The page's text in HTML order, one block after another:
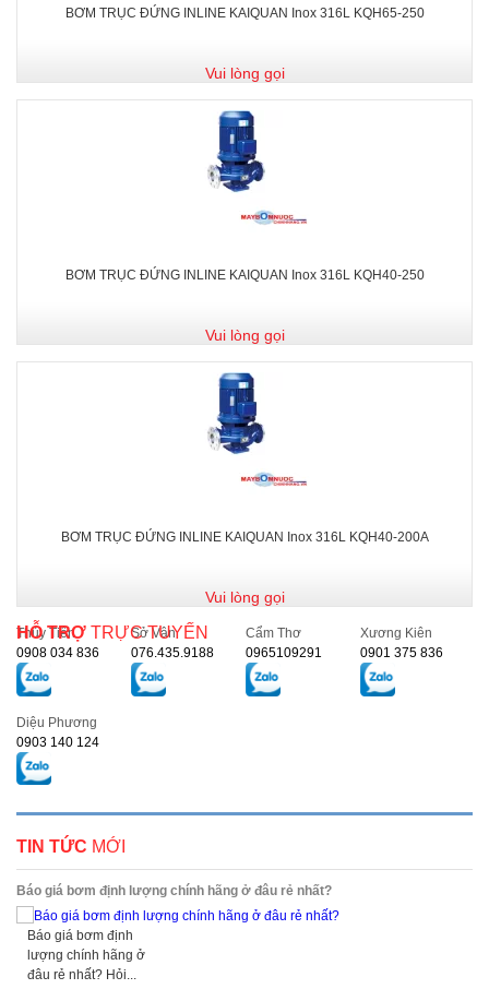
BƠM TRỤC ĐỨNG INLINE KAIQUAN Inox 316L KQH65-250
Vui lòng gọi
BƠM TRỤC ĐỨNG INLINE KAIQUAN Inox 316L KQH40-250
Vui lòng gọi
BƠM TRỤC ĐỨNG INLINE KAIQUAN Inox 316L KQH40-200A
Vui lòng gọi
HỖ TRỢ TRỰC TUYẾN
Thủy Tiên
0908 034 836
Sở Vân
076.435.9188
Cẩm Thơ
0965109291
Xương Kiên
0901 375 836
Diệu Phương
0903 140 124
TIN TỨC MỚI
Báo giá bơm định lượng chính hãng ở đâu rẻ nhất?
Báo giá bơm định
lượng chính hãng ở
đâu rẻ nhất? Hỏi...